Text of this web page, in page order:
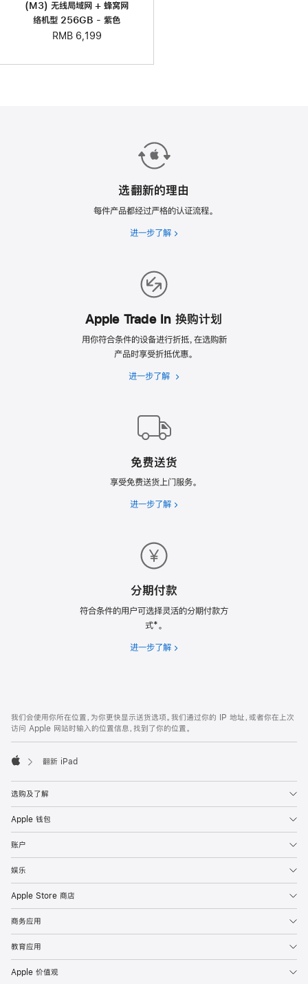
(M3) 无线局域网 + 蜂窝网
络机型 256GB - 紫色
RMB 6,199
选翻新的理由
每件产品都经过严格的认证流程。
进一步了解 选
Apple Trade In 换购计划
用你符合条件的设备进行折抵，在选购新
产品时享受折抵优惠。
进一步了解
Apple
划
免费送货
享受免费送货上门服务。
进一步了解 免
分期付款
符合条件的用户可选择灵活的分期付款方
式*。
进一步了解 分
页
页
脚
注
我们会使用你所在位置，为你更快显示送货选项。我们通过你的 IP 地址，或者你在上次
访问 Apple 网站时输入的位置信息，找到了你的位置。
翻新 iPad
选购及了解
Apple 钱包
账户
娱乐
Apple Store 商店
商务应用
教育应用
Apple 价值观